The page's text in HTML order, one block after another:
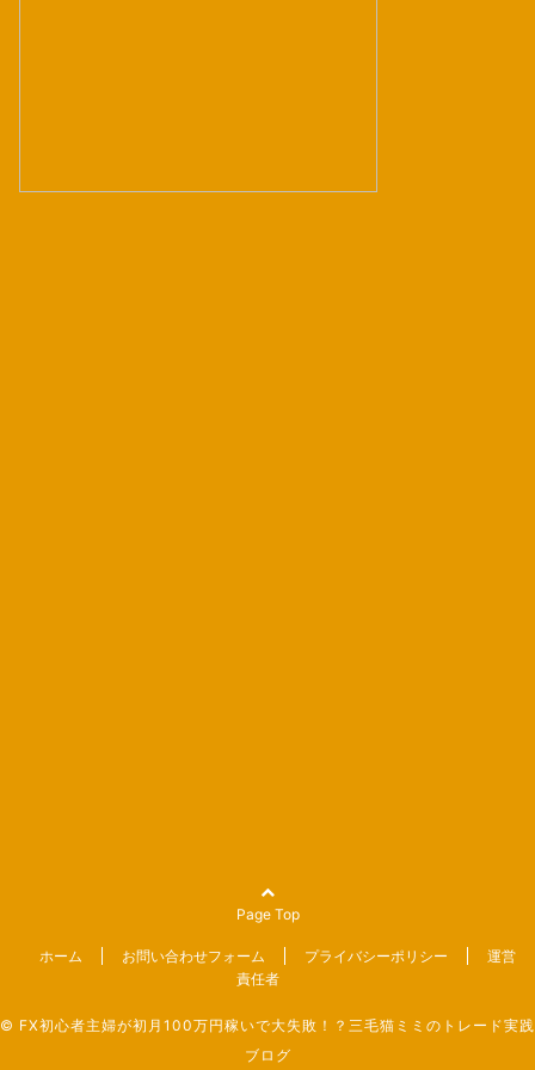
Page Top
ホーム お問い合わせフォーム プライバシーポリシー
運営
責任者
© FX初心者主婦が初月100万円稼いで大失敗！？三毛猫ミミのトレード実践
ブログ